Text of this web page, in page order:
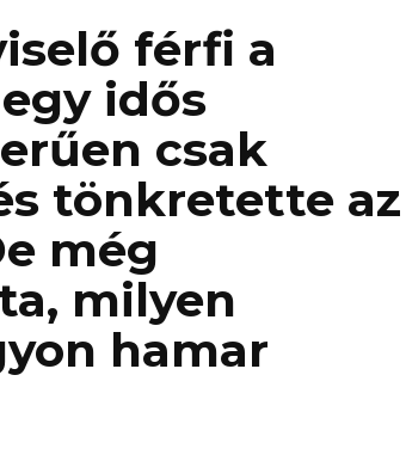
férfi a
idős
csak
tönkretette az
még
milyen
hamar